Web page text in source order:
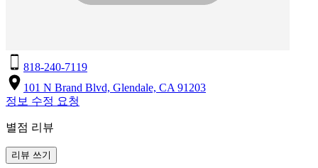
818-240-7119
101 N Brand Blvd, Glendale, CA 91203
정보 수정 요청
별점 리뷰
리뷰 쓰기